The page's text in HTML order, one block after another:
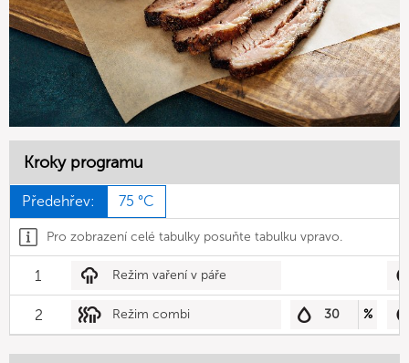
Kroky programu
Předehřev: 75 °C
Pro zobrazení celé tabulky posuňte tabulku vpravo.
1 Režim vaření v páře
2 Režim combi 30 %